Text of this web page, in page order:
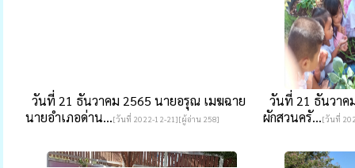
วันที่ 21 ธันวาคม 2565 นายอรุณ เมฆฉาย
นายอำเภอด่าน...[วันที่ 2022-12-21][ผู้อ่าน 258]
วันที่ 21 ธันวาค
ผักสวนครั...[วันที่